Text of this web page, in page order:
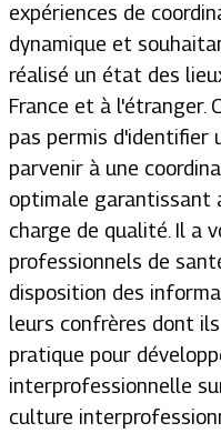
expériences de
dynamique et
réalisé un état des
France et à l'étranger.
pas permis d'identifier
parvenir à une
optimale garantissant
charge de qualité. Il a
professionnels de
disposition des
leurs confrères dont
pratique pour
interprofessionnelle
culture